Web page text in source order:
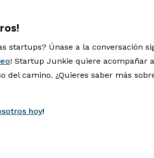
startups? Únase a la conversación
! Startup Junkie quiere acompañar
del camino. ¿Quieres saber más
hoy!